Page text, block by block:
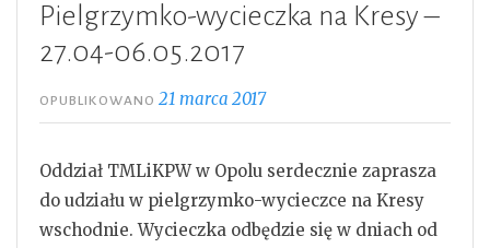
Pielgrzymko-wycieczka na Kresy –
27.04-06.05.2017
OPUBLIKOWANO21 marca 2017
Oddział TMLiKPW w Opolu serdecznie zaprasza
do udziału w pielgrzymko-wycieczce na Kresy
wschodnie. Wycieczka odbędzie się w dniach od